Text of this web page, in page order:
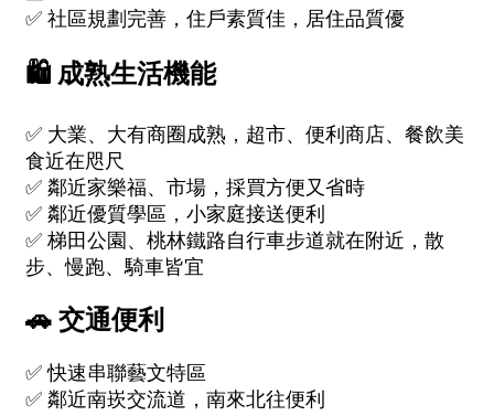
~
格局
不拘
1房
2房 3房
屋齡